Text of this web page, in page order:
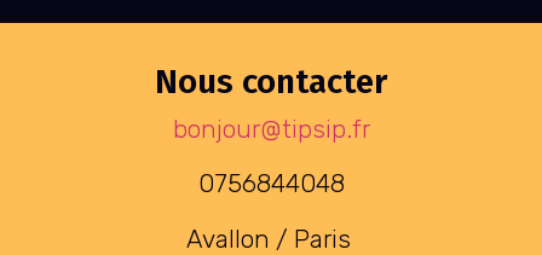
Nous contacter
bonjour@tipsip.fr
0756844048
Avallon / Paris